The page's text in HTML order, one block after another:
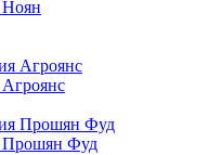
Агроянс
Прошян Фуд
Фуд